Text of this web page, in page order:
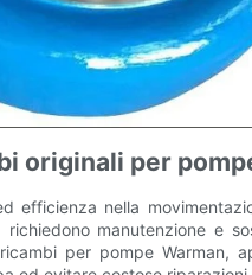
originali per
efficienza nella
manutenzione e
per pompe Warman,